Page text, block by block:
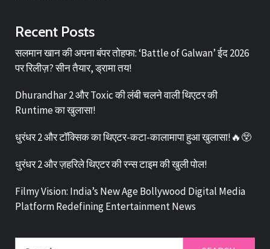
Recent Posts
सलमान खान की अपना बंपर तोहफा: ‘Battle of Galwan’ ईद 2026
पर रिलीज़? सीन तैयार, ड्रामा तय!
Dhurandhar 2 और Toxic की लंबी चलने वाली थिएटर की
Runtime का खुलासा!
धुरंधर 2 और टॉक्सिक का थिएटर-कटा-कालामापा हुआ खुलासा!🔥😲
धुरंधर 2 और ज़हरिले थिएटर की रन्स टाइम की खुली पोल!
Filmy Vision: India’s New Age Bollywood Digital Media
Platform Redefining Entertainment News